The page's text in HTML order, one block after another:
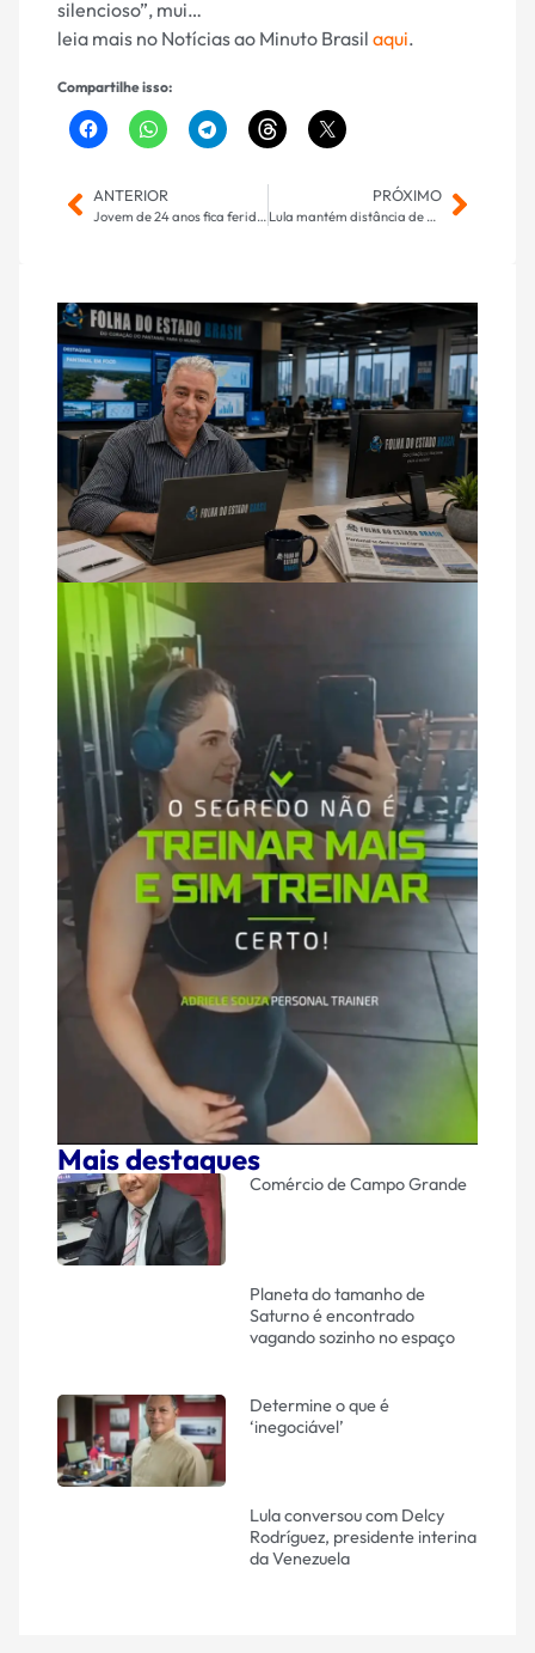
silencioso”, mui…
leia mais no Notícias ao Minuto Brasil aqui.
Compartilhe isso:
ANTERIOR
Jovem de 24 anos fica ferido em acidente entre carro e moto na BR-163 em Caarapó
PRÓXIMO
Lula mantém distância de adversários e venceria em todos os cenários, aponta Genial/Quaest
Mais destaques
Comércio de Campo Grande
Planeta do tamanho de
Saturno é encontrado
vagando sozinho no espaço
Determine o que é
‘inegociável’
Lula conversou com Delcy
Rodríguez, presidente interina
da Venezuela